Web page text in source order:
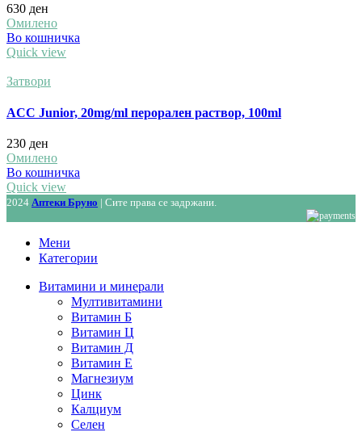
630 ден
Омилено
Во кошничка
Quick view
Затвори
ACC Јunior, 20mg/ml перорален раствор, 100ml
230 ден
Омилено
Во кошничка
Quick view
2024 Аптеки Бруно | Сите права се задржани.
Мени
Категории
Витамини и минерали
Мултивитамини
Витамин Б
Витамин Ц
Витамин Д
Витамин Е
Магнезиум
Цинк
Калциум
Селен